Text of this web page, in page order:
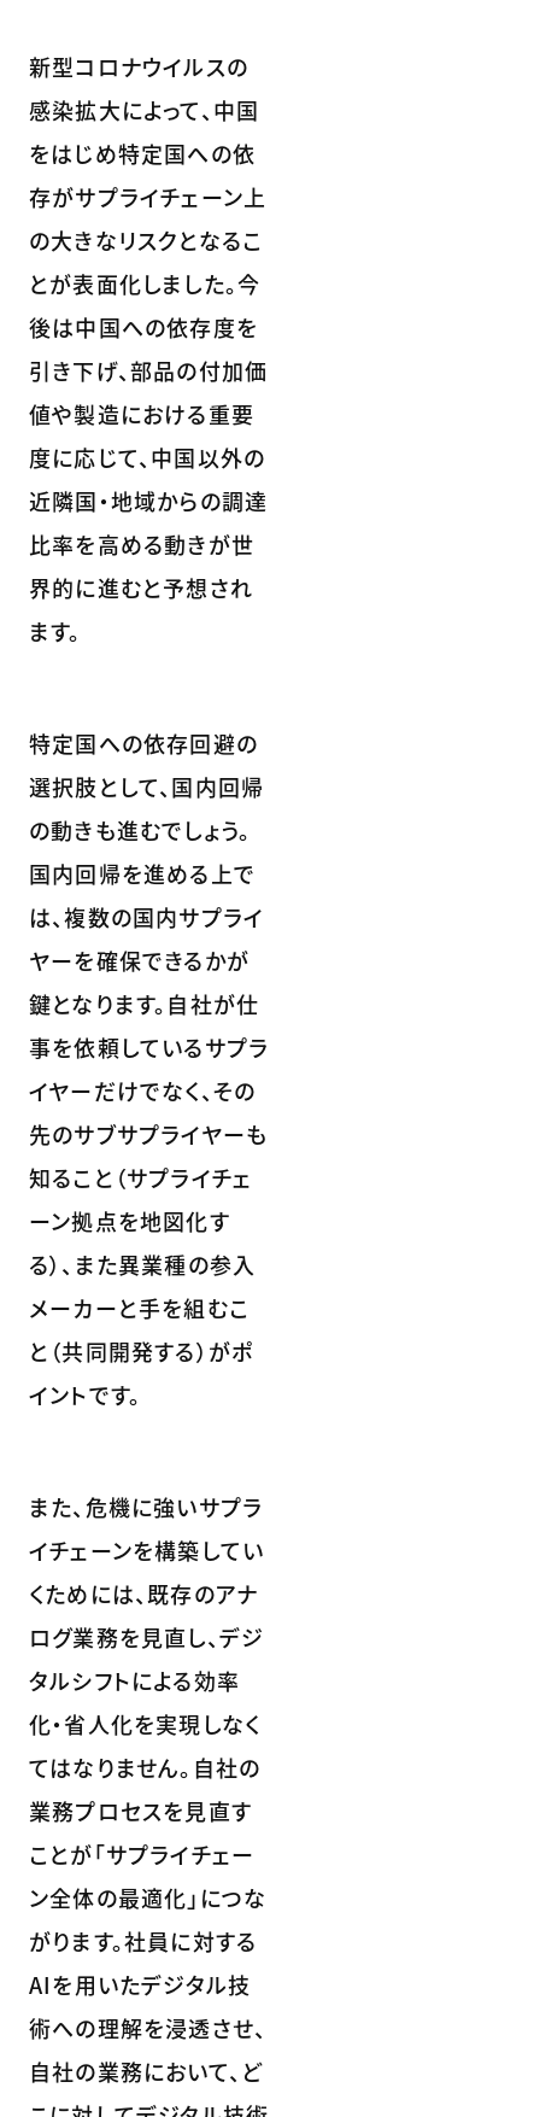
新型コロナウイルスの
感染拡大によって、中国
をはじめ特定国への依
存がサプライチェーン上
の大きなリスクとなるこ
とが表面化しました。今
後は中国への依存度を
引き下げ、部品の付加価
値や製造における重要
度に応じて、中国以外の
近隣国・地域からの調達
比率を高める動きが世
界的に進むと予想され
ます。
特定国への依存回避の
選択肢として、国内回帰
の動きも進むでしょう。
国内回帰を進める上で
は、複数の国内サプライ
ヤーを確保できるかが
鍵となります。自社が仕
事を依頼しているサプラ
イヤーだけでなく、その
先のサブサプライヤーも
知ること（サプライチェ
ーン拠点を地図化す
る）、また異業種の参入
メーカーと手を組むこ
と（共同開発する）がポ
イントです。
また、危機に強いサプラ
イチェーンを構築してい
くためには、既存のアナ
ログ業務を見直し、デジ
タルシフトによる効率
化・省人化を実現しなく
てはなりません。自社の
業務プロセスを見直す
ことが「サプライチェー
ン全体の最適化」につな
がります。社員に対する
AIを用いたデジタル技
術への理解を浸透させ、
自社の業務において、ど